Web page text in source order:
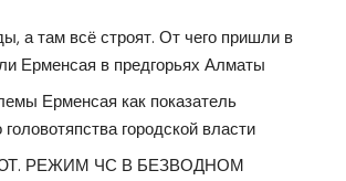
а там всё строят. От чего пришли в
Ерменсая в предгорьях Алматы
Ерменсая как показатель
головотяпства городской власти
РЕЖИМ ЧС В БЕЗВОДНОМ